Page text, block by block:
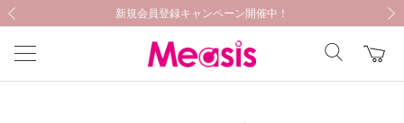
新規会員登録キャンペーン開催中！
医療機器に関する注意事項
新規会員登録キャンペーン開催中！
医療機器に関する注意事項